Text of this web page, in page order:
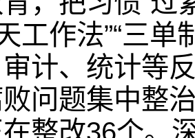
工作法”“三
计、统计等
问题集中整